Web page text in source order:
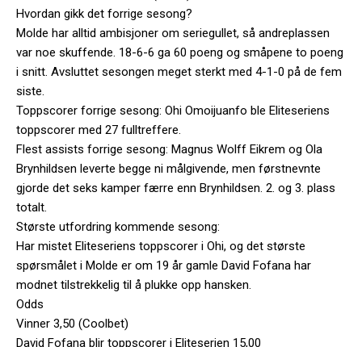
Hvordan gikk det forrige sesong?
Molde har alltid ambisjoner om seriegullet, så andreplassen
var noe skuffende. 18-6-6 ga 60 poeng og småpene to poeng
i snitt. Avsluttet sesongen meget sterkt med 4-1-0 på de fem
siste.
Toppscorer forrige sesong: Ohi Omoijuanfo ble Eliteseriens
toppscorer med 27 fulltreffere.
Flest assists forrige sesong: Magnus Wolff Eikrem og Ola
Brynhildsen leverte begge ni målgivende, men førstnevnte
gjorde det seks kamper færre enn Brynhildsen. 2. og 3. plass
totalt.
Største utfordring kommende sesong:
Har mistet Eliteseriens toppscorer i Ohi, og det største
spørsmålet i Molde er om 19 år gamle David Fofana har
modnet tilstrekkelig til å plukke opp hansken.
Odds
Vinner 3,50 (Coolbet)
David Fofana blir toppscorer i Eliteserien 15,00